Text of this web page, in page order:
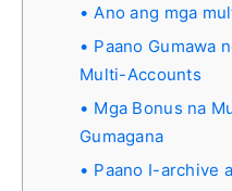
Ano ang mga
Paano Gumawa
Multi-Accounts
Mga Bonus na
Gumagana
Paano I-archive